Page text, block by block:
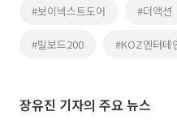
#보이넥스트도어 #더액션
#빌보드200 #KOZ엔터테
장유진 기자의 주요 뉴스